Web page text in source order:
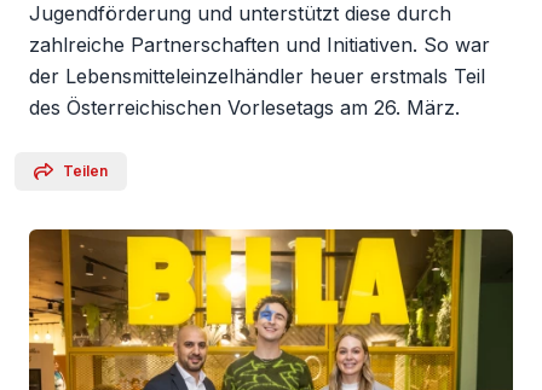
Jugendförderung und unterstützt diese durch
zahlreiche Partnerschaften und Initiativen. So war
der Lebensmitteleinzelhändler heuer erstmals Teil
des Österreichischen Vorlesetags am 26. März.
Teilen